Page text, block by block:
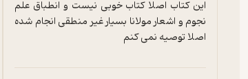
اصلا توصیه نمی کنم